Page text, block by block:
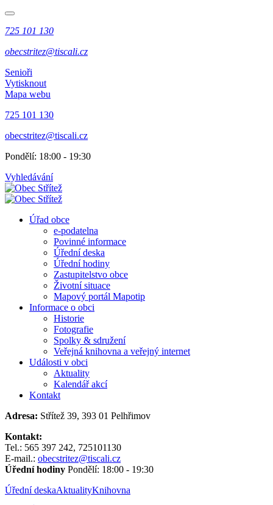
725 101 130
obecstritez@tiscali.cz
Senioři
Vytisknout
Mapa webu
725 101 130
obecstritez@tiscali.cz
Pondělí: 18:00 - 19:30
Vyhledávání
Úřad obce
e-podatelna
Povinné informace
Úřední deska
Úřední hodiny
Zastupitelstvo obce
Životní situace
Mapový portál Mapotip
Informace o obci
Historie
Fotografie
Spolky & sdružení
Veřejná knihovna a veřejný internet
Události v obci
Aktuality
Kalendář akcí
Kontakt
Adresa: Střítež 39, 393 01 Pelhřimov
Kontakt:
Tel.: 565 397 242, 725101130
E-mail.: obecstritez@tiscali.cz
Úřední hodiny Pondělí: 18:00 - 19:30
Úřední deskaAktualityKnihovna